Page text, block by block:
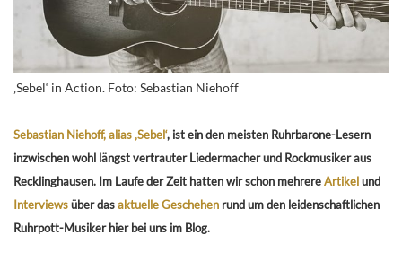
‚Sebel‘ in Action. Foto: Sebastian Niehoff
Sebastian Niehoff, alias ‚Sebel‘, ist ein den meisten Ruhrbarone-Lesern
inzwischen wohl längst vertrauter Liedermacher und Rockmusiker aus
Recklinghausen. Im Laufe der Zeit hatten wir schon mehrereArtikelund
Interviewsüber dasaktuelle Geschehen rund um den leidenschaftlichen
Ruhrpott-Musiker hier bei uns im Blog.